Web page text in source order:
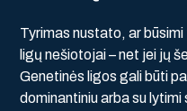
Tyrimas nustato, ar
ligų nešiotojai – net jei jų
Genetinės ligos gali būti
dominantiniu arba su